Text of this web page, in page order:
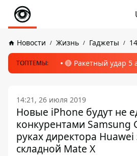
Новости Жизнь Гаджеты
ТОПТЕМЫ: 🔴 Ракетный удар 5
14:21, 26 июля 2019
Новые iPhone будут не
конкурентами Samsung
руках директора
складной Mate X